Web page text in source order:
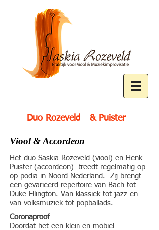
Duo Rozeveld & Puister
Viool & Accordeon
Het duo Saskia Rozeveld (viool) en Henk
Puister (accordeon) treedt regelmatig op
op podia in Noord Nederland. Zij brengt
een gevarieerd repertoire van Bach tot
Duke Ellington. Van klassiek tot jazz en
van volksmuziek tot popballads.
Coronaproof
Doordat het een klein en mobiel